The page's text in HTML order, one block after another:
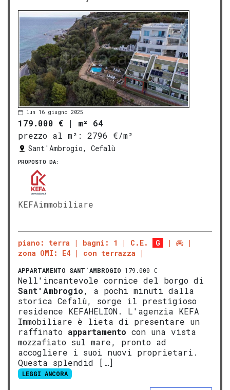
lun 16 giugno 2025
179.000 € | m² 64
prezzo al m²:
2796 €/m²
Sant'Ambrogio, Cefalù
PROPOSTO DA:
KEFAimmobiliare
piano: terra bagni: 1 C.E.
G
zona OMI: E4
con terrazza
APPARTAMENTO SANT'AMBROGIO 179.000 €
Nell'incantevole cornice del borgo di
Sant'Ambrogio, a pochi minuti dalla
storica Cefalù, sorge il prestigioso
residence KEFAHELION. L'agenzia KEFA
Immobiliare è lieta di presentare un
raffinato appartamento con una vista
mozzafiato sul mare, pronto ad
accogliere i suoi nuovi proprietari.
Questa splendid […]
LEGGI ANCORA